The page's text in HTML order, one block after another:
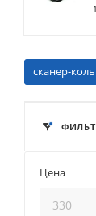
сканер-
Цена